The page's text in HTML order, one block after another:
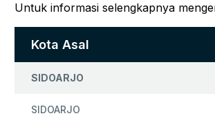
Untuk informasi selengkapnya
Kota Asal
SIDOARJO
SIDOARJO